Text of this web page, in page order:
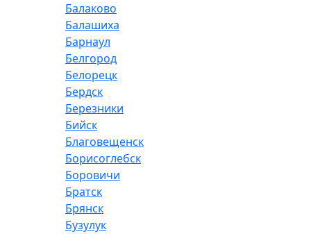
Балаково
Балашиха
Барнаул
Белгород
Белорецк
Бердск
Березники
Бийск
Благовещенск
Борисоглебск
Боровичи
Братск
Брянск
Бузулук